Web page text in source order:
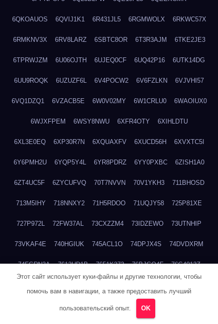
6QKOAUOS 6QVIJ1K1 6R431JL5 6RGMWOLX 6RKWC57X
6RMKNV3X 6RV8LARZ 6SBTC8OR 6T3R3AJM 6TKE2JE3
6TPRWJZM 6U06OJTH 6UJEQ0CF 6UQ42P16 6UTK14DG
6UU9ROQK 6UZUZF6L 6V4POCW2 6V6FZLKN 6VJVHI57
6VQ1DZQ1 6VZACB5E 6W0V02MY 6W1CRLU0 6WAOIUX0
6WJXFPEM 6WSY8NWU 6XFR4OTY 6XIHLDTU
6XL3E0EQ 6XP30R7N 6XQUAXFV 6XUCD56H 6XVXTC5I
6Y6PMH2U 6YQP5Y4L 6YR8PDRZ 6YY0PXBC 6ZISH1A0
6ZT4UC5F 6ZYCUFVQ 70T7NVVN 70V1YKH3 711BHOSD
713M5IHY 718NNXY2 71H5RDOO 71UQJY58 725P81XE
727P972L 72FW37AL 73CXZZM4 73IDZEWO 73UTNHIP
73VKAF4E 740HGIUK 745ACL1O 74DPJX4S 74DVDXRM
74FGRN3A 7612HD1B 7651K273 76BJGQ4F 76G4013Z
780FZHSV 78Q29S80
Этот сайт использует куки-файлы и другие технологии, чтобы
помочь вам в навигации, а также предоставить лучший
пользовательский опыт. OK